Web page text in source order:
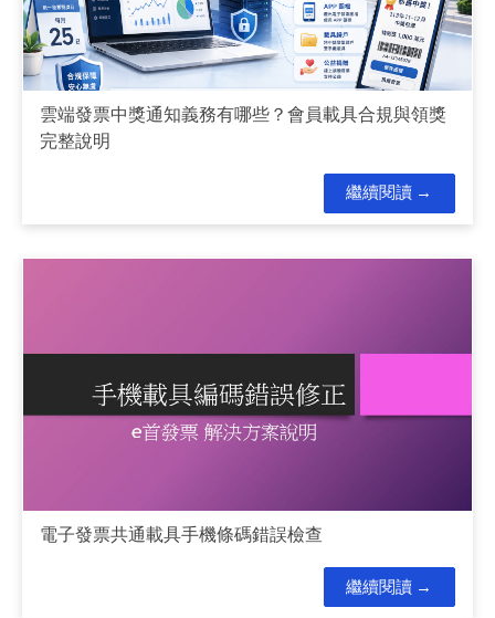
雲端發票中獎通知義務有哪些？會員載具合規與領獎
完整說明
繼續閱讀
電子發票共通載具手機條碼錯誤檢查
繼續閱讀